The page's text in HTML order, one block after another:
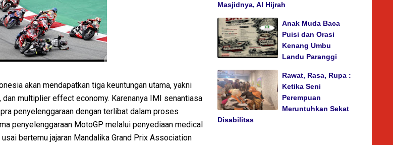
akan mendapatkan tiga keuntungan utama, yakni
multiplier effect economy. Karenanya IMI senantiasa
penyelenggaraan dengan terlibat dalam proses
penyelenggaraan MotoGP melalui penyediaan medical
bertemu jajaran Mandalika Grand Prix Association
Masjidnya, Al Hijrah
Anak Muda Baca
Puisi dan Orasi
Kenang Umbu
Landu Paranggi
Rawat, Rasa, Rupa :
Ketika Seni
Perempuan
Meruntuhkan Sekat
Disabilitas